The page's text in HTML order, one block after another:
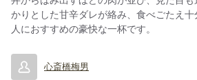
かりとした甘辛ダレが絡み、食べごたえ
人におすすめの豪快な一杯です。
心斎橋梅男